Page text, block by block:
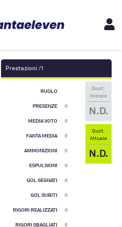
Prestazioni /1
RUOLO
PRESENZE 0
MEDIA VOTO 0
FANTA MEDIA 0
AMMONIZIONI 0
ESPULSIONI 0
GOL SEGNATI 0
GOL SUBITI 0
RIGORI REALIZZATI 0
RIGORI SBAGLIATI 0
Quot.
Iniziale
N.D.
Quot.
Attuale
N.D.